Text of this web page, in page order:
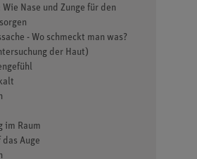
Wie Nase und Zunge für den
- Wo schmeckt man was?
der Haut)
im Raum
das Auge